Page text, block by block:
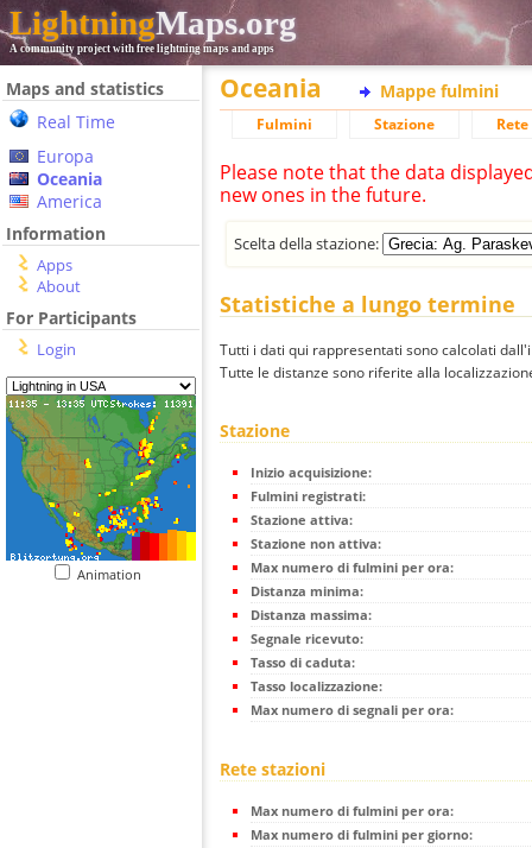
LightningMaps.org
A community project with free lightning maps and apps
Maps and statistics
Real Time
Europa
Oceania
America
Information
Apps
About
For Participants
Login
Animation
Oceania Mappe fulmini
Fulmini Stazione
Please note that the data
new ones in the future.
Scelta della stazione:
Statistiche a lungo termine
Tutti i dati qui rappresentati sono calcolati
Tutte le distanze sono riferite alla
Stazione
Inizio acquisizione:
Fulmini registrati:
Stazione attiva:
Stazione non attiva:
Max numero di fulmini per ora:
Distanza minima:
Distanza massima:
Segnale ricevuto:
Tasso di caduta:
Tasso localizzazione:
Max numero di segnali per ora:
Rete stazioni
Max numero di fulmini per ora:
Max numero di fulmini per giorno: